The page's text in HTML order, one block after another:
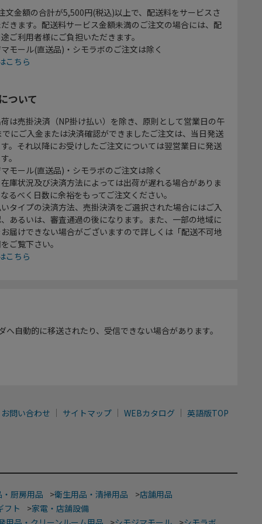
文金額の合計が5,500円(税込)以上で、配送料をサービスさ
きます。配送料サービス金額未満のご注文の場合には、配
ご利用者様にご負担いただきます。
モール(直送品)・シモラボのご注文は除く
こちら
ついて
は売掛決済（NP掛け払い）を除き、原則として営業日の午
にご入金または決済確認ができましたご注文は、当日発送
。それ以降にお受けしたご注文については翌営業日に発送
。
モール(直送品)・シモラボのご注文は除く
庫状況及び決済方法によっては出荷が遅れる場合がありま
るべく日数に余裕をもってご注文ください。
タイプの決済方法、売掛決済をご選択された場合にはご入
あるいは、審査通過の後になります。また、一部の地域に
届けできない場合がございますので詳しくは「配送不可地
ご覧下さい。
こちら
自動的に移送されたり、受信できない場合があります。
お問い合わせ サイトマップ WEBカタログ 英語版TOP
厨房用品 >衛生用品・清掃用品 >店舗用品
フト
>家電・店舗設備